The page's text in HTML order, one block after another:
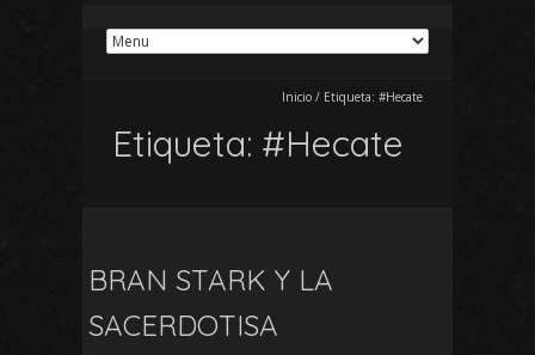
Inicio / Etiqueta: #Hecate
Etiqueta: #Hecate
BRAN STARK Y LA
SACERDOTISA